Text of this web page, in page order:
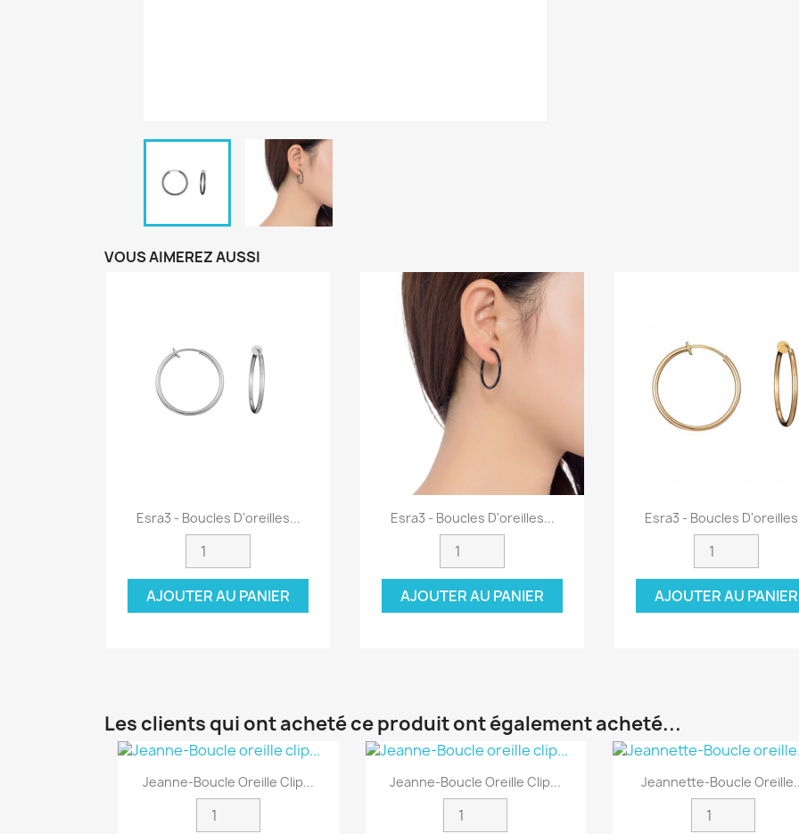
VOUS AIMEREZ AUSSI
Aperçu rapide
Esra3 - Boucles D'oreilles...
AJOUTER AU PANIER
Aperçu rapide
Esra3 - Boucles D'oreilles...
AJOUTER AU PANIER
Aperçu rapide
Esra3 - Boucles
AJOUTER AU PANIER
Les clients qui ont acheté ce produit ont également acheté...
Aperçu rapide
Jeanne-Boucle Oreille Clip... Aperçu rapide
Jeanne-Boucle Oreille Clip... Aperçu rapide
Jeannette-Boucle